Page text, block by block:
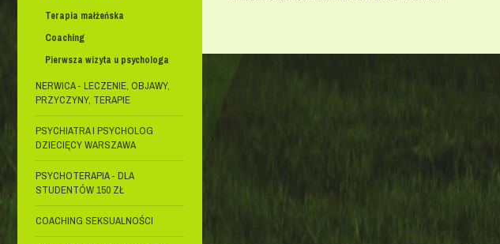
Terapia małżeńska
Coaching
Pierwsza wizyta u psychologa
NERWICA - LECZENIE, OBJAWY,
PRZYCZYNY, TERAPIE
PSYCHIATRA I PSYCHOLOG
DZIECIĘCY WARSZAWA
PSYCHOTERAPIA - DLA
STUDENTÓW 150 ZŁ
COACHING SEKSUALNOŚCI